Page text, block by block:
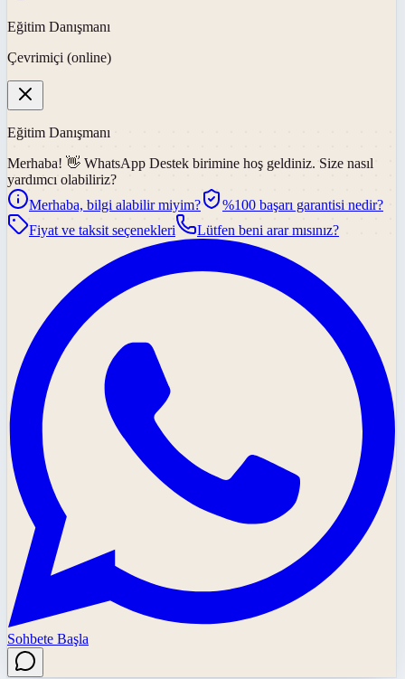
Eğitim Danışmanı
Çevrimiçi (online)
Eğitim Danışmanı
Merhaba! 👋 WhatsApp Destek birimine hoş geldiniz. Size nasıl
yardımcı olabiliriz?
Merhaba, bilgi alabilir miyim?
%100 başarı garantisi nedir?
Fiyat ve taksit seçenekleri
Lütfen beni arar mısınız?
Sohbete Başla